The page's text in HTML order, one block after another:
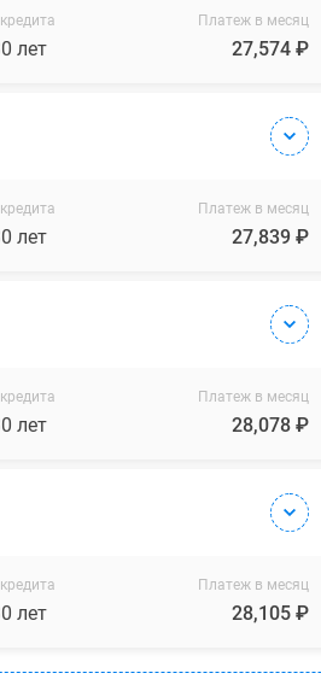
лет
Платеж в месяц
27,574 ₽
лет
Платеж в месяц
27,839 ₽
лет
Платеж в месяц
28,078 ₽
лет
Платеж в месяц
28,105 ₽